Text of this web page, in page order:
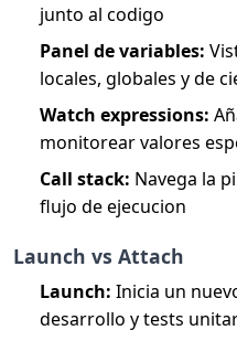
junto al codigo
Panel de variables:
locales, globales y de
Watch expressions:
monitorear valores
Call stack: Navega la
flujo de ejecucion
Launch vs Attach
Launch: Inicia un
desarrollo y tests